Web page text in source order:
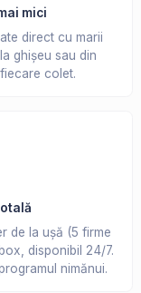
mici
direct cu marii
ghișeu sau din
colet.
de la ușă (5 firme
disponibil 24/7.
nimănui.